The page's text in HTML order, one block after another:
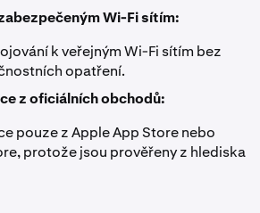
Wi-Fi sítím:
k veřejným Wi-Fi sítím bez
opatření.
z oficiálních obchodů:
pouze z Apple App Store nebo
protože jsou prověřeny z hlediska